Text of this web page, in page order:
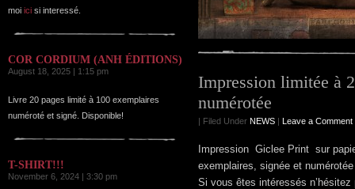
moi ici si interessé.
COR CORDIUM (ANH ÉDITIONS)
August 18, 2025 | 1:15 pm
Livre 20 pages limité à 100 exemplaires
numéroté et signé. Disponible!
T-SHIRT!!!
November 6, 2024 | 3:30 pm
Impression limitée à
numérotée
| Filed Under NEWS | Leave a Comment
Impression Giclee Print sur
exemplaires, signée et
Si vous êtes intéressés